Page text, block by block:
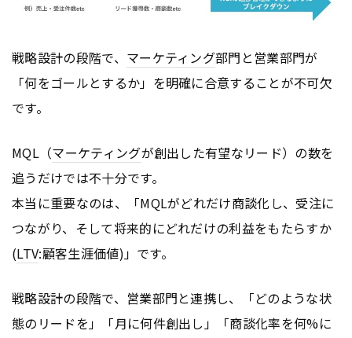
戦略設計の段階で、 マーケティング部門と営業部門が
「何をゴールとするか」を明確に合意することが不可欠
です。
MQL（マーケティングが創出した有望なリード）の数を
追うだけでは不十分です。
本当に重要なのは、「MQLがどれだけ商談化し、受注に
つながり、そして将来的にどれだけの利益をもたらすか
(LTV:顧客生涯価値)」です。
戦略設計の段階で、営業部門と連携し、「どのような状
態のリードを」「月に何件創出し」「商談化率を何%に